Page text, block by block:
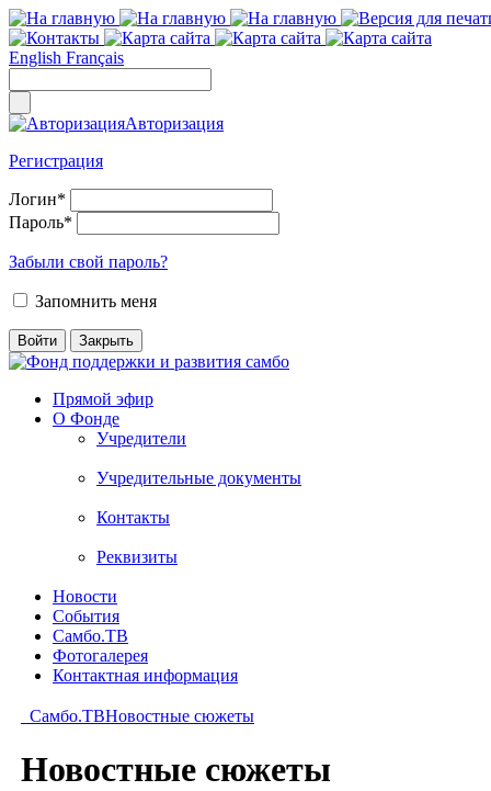
English Français
Авторизация
Регистрация
Логин*
Пароль*
Забыли свой пароль?
Запомнить меня
Прямой эфир
О Фонде
Учредители
Учредительные документы
Контакты
Реквизиты
Новости
События
Самбо.ТВ
Фотогалерея
Контактная информация
Самбо.ТВНовостные сюжеты
Новостные сюжеты